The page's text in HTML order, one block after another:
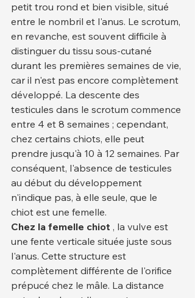
petit trou rond et bien visible, situé
entre le nombril et l'anus. Le scrotum,
en revanche, est souvent difficile à
distinguer du tissu sous-cutané
durant les premières semaines de vie,
car il n'est pas encore complètement
développé. La descente des
testicules dans le scrotum commence
entre 4 et 8 semaines ; cependant,
chez certains chiots, elle peut
prendre jusqu'à 10 à 12 semaines. Par
conséquent, l'absence de testicules
au début du développement
n'indique pas, à elle seule, que le
chiot est une femelle.
Chez la femelle chiot , la vulve est
une fente verticale située juste sous
l'anus. Cette structure est
complètement différente de l'orifice
prépucé chez le mâle. La distance